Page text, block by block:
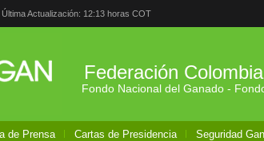
Última Actualización: 12:13 horas COT
Federación
Fondo Nacional del Ganado -
de Prensa Cartas de Presidencia Seguridad